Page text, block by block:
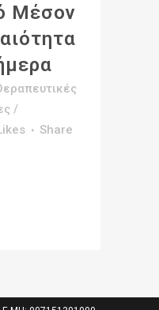
Μέσον
/
Share